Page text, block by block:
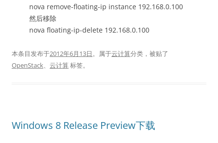
nova remove-floating-ip instance 192.168.0.100
然后移除
nova floating-ip-delete 192.168.0.100
本条目发布于2012年6月13日。属于云计算分类，被贴了
OpenStack、 云计算标签。
Windows 8 Release Preview下载